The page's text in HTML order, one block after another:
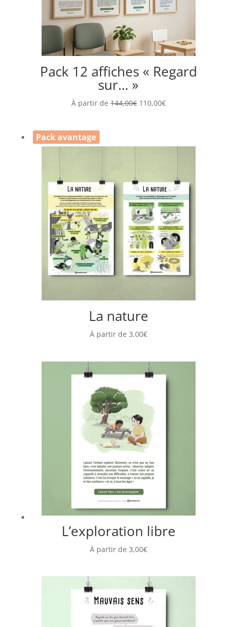
Pack 12 affiches « Regard
sur… »
À partir de 144,00€ 110,00€
Pack avantage
La nature
À partir de 3,00€
L’exploration libre
À partir de 3,00€